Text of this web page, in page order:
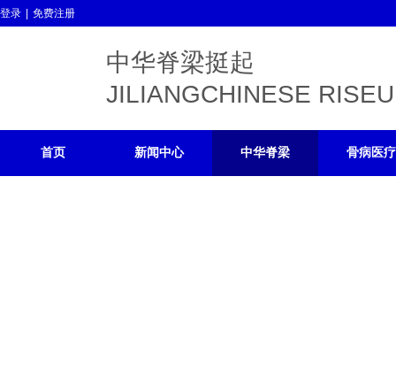
中华脊梁挺起
JILIANGCHINESE
首页 新闻中心 中华脊梁 骨病医疗
登录 免费注册